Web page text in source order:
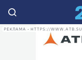
РЕКЛАМА • HTTPS://WWW.ATB.SU